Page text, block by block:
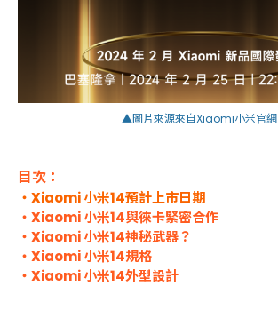
▲圖片來源來自Xiaomi小米官網
目次：
・Xiaomi 小米14預計上市日期
・Xiaomi 小米14與徠卡緊密合作
・Xiaomi 小米14神秘武器？
・Xiaomi 小米14規格
・Xiaomi 小米14外型設計